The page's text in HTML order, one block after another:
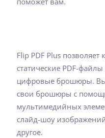
Flip PDF Plus позволяет
статические PDF-
цифровые брошюры.
свои брошюры с
мультимедийных
слайд-шоу
другое.